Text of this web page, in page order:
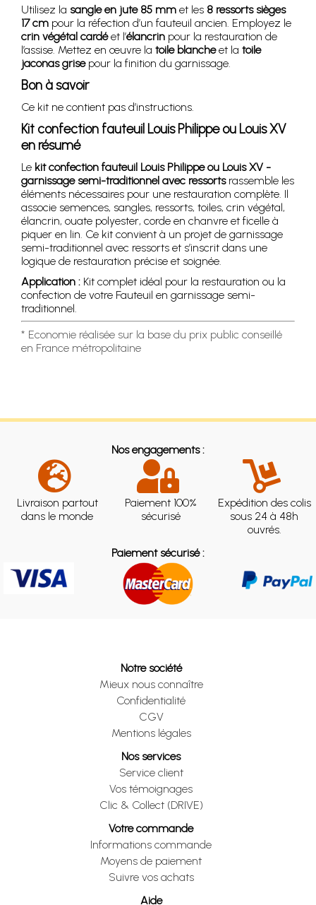
Utilisez la sangle en jute 85 mm et les 8 ressorts sièges
17 cm pour la réfection d’un fauteuil ancien. Employez le
crin végétal cardéet l’élancrin pour la restauration de
l’assise. Mettez en œuvre la toile blancheet la toile
jaconas grisepour la finition du garnissage.
Bon à savoir
Ce kit ne contient pas d’instructions.
Kit confection fauteuil Louis Philippe ou Louis XV
en résumé
Le kit confection fauteuil Louis Philippe ou Louis XV -
garnissage semi-traditionnel avec ressortsrassemble les
éléments nécessaires pour une restauration complète. Il
associe semences, sangles, ressorts, toiles, crin végétal,
élancrin, ouate polyester, corde en chanvre et ficelle à
piquer en lin. Ce kit convient à un projet de garnissage
semi-traditionnel avec ressorts et s’inscrit dans une
logique de restauration précise et soignée.
Application : Kit complet idéal pour la restauration ou la
confection de votre Fauteuil en garnissage semi-
traditionnel.
* Economie réalisée sur la base du prix public conseillé
en France métropolitaine
Nos engagements :
Livraison partout
dans le monde
Paiement 100%
sécurisé
Expédition des colis
sous 24 à 48h
ouvrés.
Paiement sécurisé :
Notre société
Mieux nous connaître
Confidentialité
CGV
Mentions légales
Nos services
Service client
Vos témoignages
Clic & Collect (DRIVE)
Votre commande
Informations commande
Moyens de paiement
Suivre vos achats
Aide